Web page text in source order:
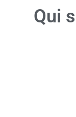
Qui